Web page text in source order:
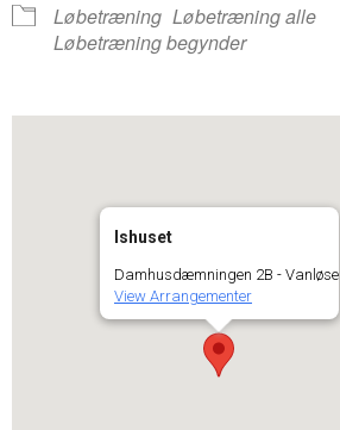
Løbetræning Løbetræning alle
Løbetræning begynder
Ishuset
Damhusdæmningen 2B - Vanløse
View Arrangementer